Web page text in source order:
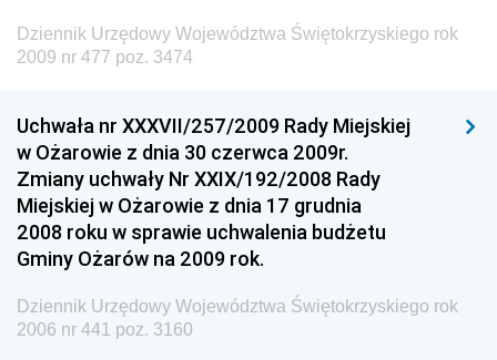
Dziennik Urzędowy Ministra Budownictwa
Dziennik Urzędowy Ministra Nauki i Szkolnictwa
Dziennik Urzędowy Głównego Urzędu Miar
Dziennik Urzędowy Ministra Rolnictwa i Rozwoju Wsi
Dziennik Urzędowy Ministra Edukacji Narodowej i
Sportu
Dziennik Urzędowy Ministra Edukacji i Nauki
Dziennik Urzędowy Ministra Edukacji Narodowej
Dziennik Urzędowy Ministra Gospodarki Morskiej
Dziennik Urzędowy Województwa Świętokrzyskiego rok
2009 nr 477 poz. 3474
Uchwała nr XXXVII/257/2009 Rady Miejskiej
w Ożarowie z dnia 30 czerwca 2009r.
Zmiany uchwały Nr XXIX/192/2008 Rady
Miejskiej w Ożarowie z dnia 17 grudnia
2008 roku w sprawie uchwalenia budżetu
Gminy Ożarów na 2009 rok.
Dziennik Urzędowy Województwa Świętokrzyskiego rok
2006 nr 441 poz. 3160